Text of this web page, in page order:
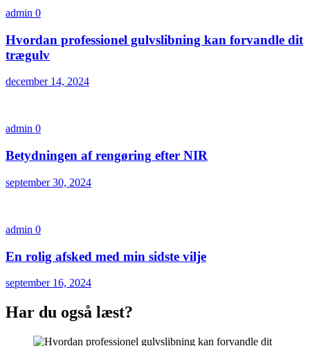
admin 0
Hvordan professionel gulvslibning kan forvandle dit
trægulv
december 14, 2024
admin 0
Betydningen af rengøring efter NIR
september 30, 2024
admin 0
En rolig afsked med min sidste vilje
september 16, 2024
Har du også læst?